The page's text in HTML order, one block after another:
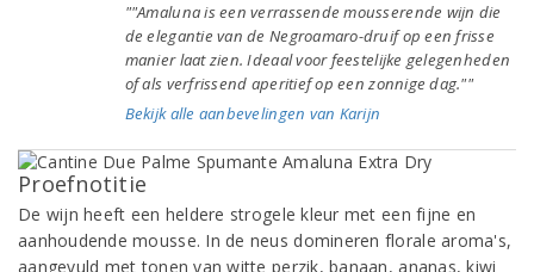
""Amaluna is een verrassende mousserende wijn die
de elegantie van de Negroamaro-druif op een frisse
manier laat zien. Ideaal voor feestelijke gelegenheden
of als verfrissend aperitief op een zonnige dag.""
Bekijk alle aanbevelingen van Karijn
Proefnotitie
De wijn heeft een heldere strogele kleur met een fijne en
aanhoudende mousse. In de neus domineren florale aroma's,
aangevuld met tonen van witte perzik, banaan, ananas, kiwi